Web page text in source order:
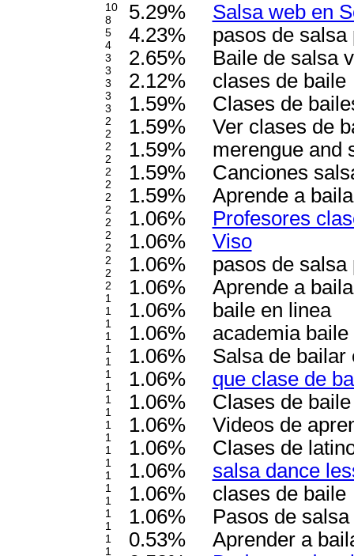
10
8
5
4
3
3
3
3
3
2
2
2
2
2
2
2
2
2
2
2
2
2
2
1
1
1
1
1
1
1
1
1
1
1
1
1
1
1
1
1
1
1
1
1
5.29%
4.23%
2.65%
2.12%
1.59%
1.59%
1.59%
1.59%
1.59%
1.06%
1.06%
1.06%
1.06%
1.06%
1.06%
1.06%
1.06%
1.06%
1.06%
1.06%
1.06%
1.06%
1.06%
0.53%
Salsa web en
pasos de salsa
Baile de salsa
clases de baile
Clases de
Ver clases de
merengue and
Canciones
Aprende a
Profesores
Viso
pasos de
Aprende a
baile en linea
academia baile
Salsa de bailar
que clase de
Clases de
Videos de
Clases de
salsa dance
clases de baile
Pasos de
Aprender a